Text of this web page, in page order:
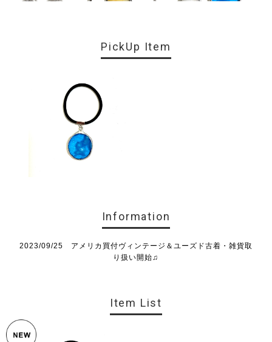
PickUp Item
Information
2023/09/25 アメリカ買付ヴィンテージ＆ユーズド古着・雑貨取
り扱い開始♫
Item List